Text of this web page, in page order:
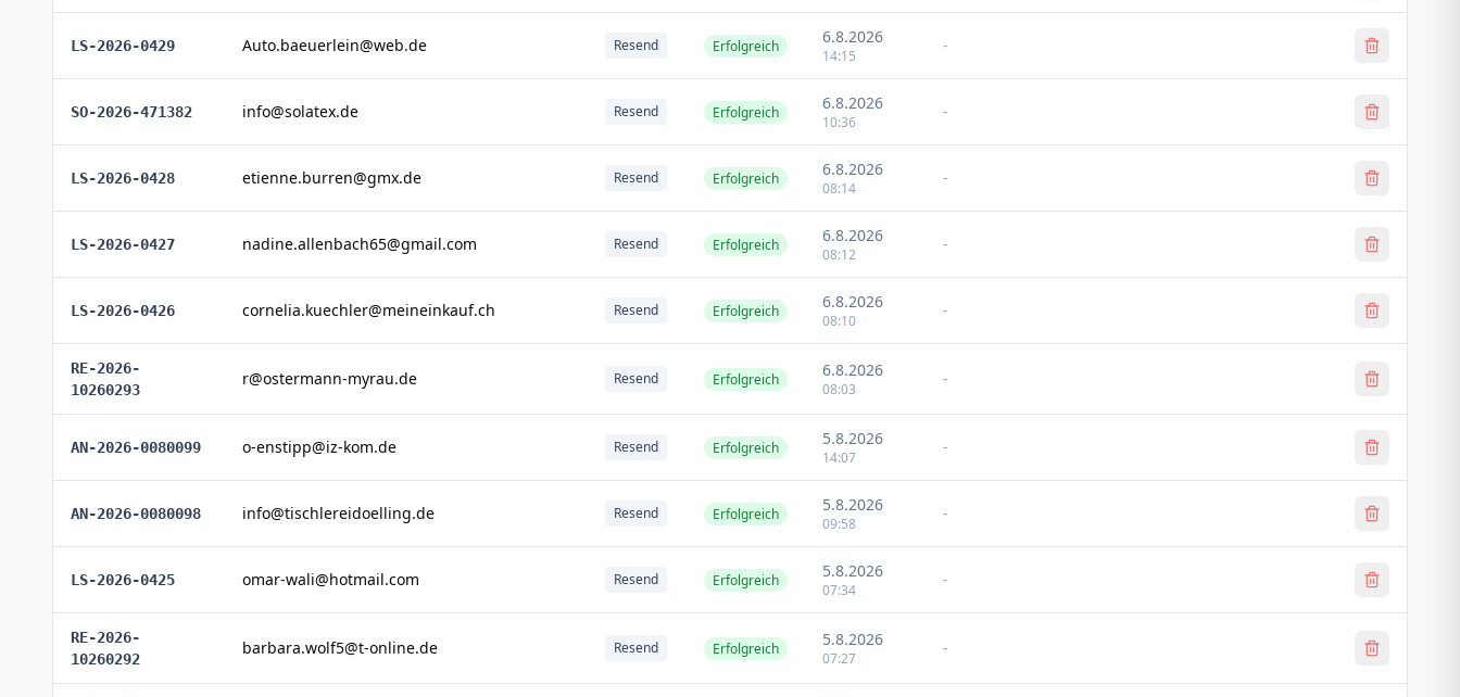
LS-2026-0429 Auto.baeuerlein@web.de Resend Erfolgreich 6.8.2026
14:15
-
SO-2026-471382 info@solatex.de Resend Erfolgreich 6.8.2026
10:36
-
LS-2026-0428 etienne.burren@gmx.de Resend Erfolgreich 6.8.2026
08:14
-
LS-2026-0427 nadine.allenbach65@gmail.com Resend Erfolgreich 6.8.2026
08:12
-
LS-2026-0426 cornelia.kuechler@meineinkauf.ch Resend Erfolgreich 6.8.2026
08:10
-
RE-2026-
10260293
r@ostermann-myrau.de Resend Erfolgreich 6.8.2026
08:03
-
AN-2026-0080099 o-enstipp@iz-kom.de Resend Erfolgreich 5.8.2026
14:07
-
AN-2026-0080098 info@tischlereidoelling.de Resend Erfolgreich 5.8.2026
09:58
-
LS-2026-0425 omar-wali@hotmail.com Resend Erfolgreich 5.8.2026
07:34
-
RE-2026-
10260292
barbara.wolf5@t-online.de Resend Erfolgreich 5.8.2026
07:27
-